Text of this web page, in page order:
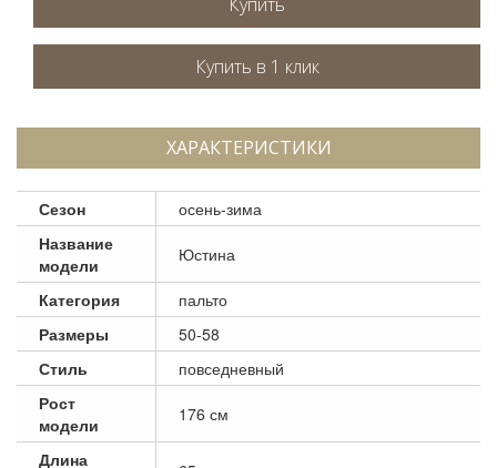
ХАРАКТЕРИСТИКИ
Сезон
осень-зима
Название
модели
Юстина
Категория
пальто
Размеры
50-58
Стиль
повседневный
Рост
модели
176 см
Длина